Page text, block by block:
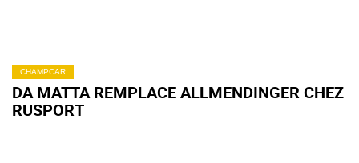
CHAMPCAR
DA MATTA REMPLACE ALLMENDINGER CHEZ
RUSPORT